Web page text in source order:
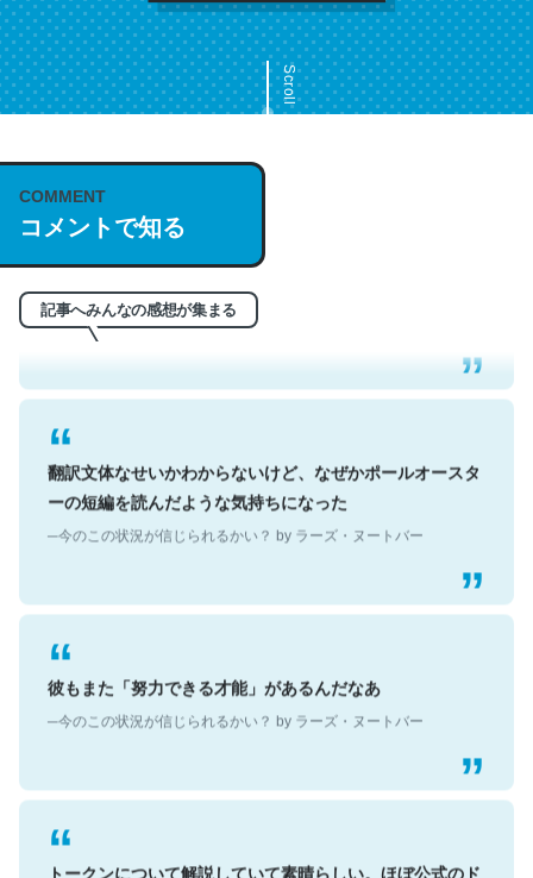
Scroll
COMMENT
コメントで知る
記事へみんなの感想が集まる
これは名文。彼はとてもクレバーなんだろうなと凄く思
─今のこの状況が信じられるかい？ by ラーズ・ヌートバー
翻訳文体なせいかわからないけど、なぜかポールオースタ
ーの短編を読んだような気持ちになった
─今のこの状況が信じられるかい？ by ラーズ・ヌートバー
彼もまた「努力できる才能」があるんだなあ
─今のこの状況が信じられるかい？ by ラーズ・ヌートバー
トークンについて解説していて素晴らしい。ほぼ公式のド